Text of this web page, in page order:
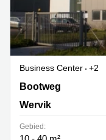
Business Center
+2
Bootweg 4, Wervik
Bootweg
Wervik
Gebied: